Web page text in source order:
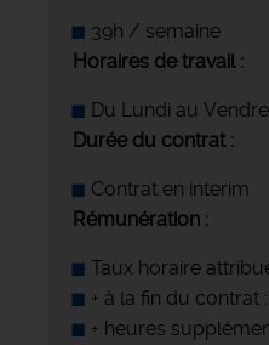
39h / semaine
Horaires de travail :
Du Lundi au
Durée du contrat :
Contrat en interim
Rémunération :
Taux horaire
+ à la fin du contrat :
+ heures